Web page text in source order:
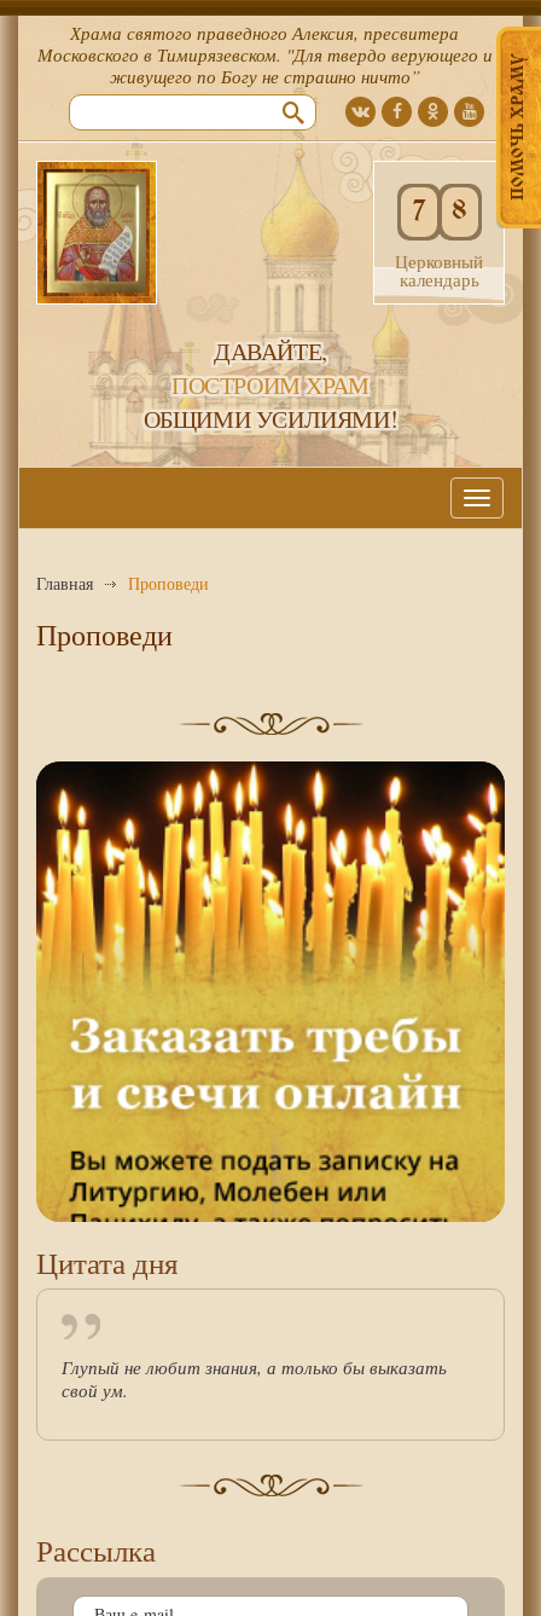
ПОМОЧЬ ХРАМУ
Храма святого праведного Алексия, пресвитера
Московского в Тимирязевском. "Для твердо верующего и
живущего по Богу не страшно ничто”
7 8
Церковный
календарь
ДАВАЙТЕ,
ПОСТРОИМ ХРАМ
ОБЩИМИ УСИЛИЯМИ!
Меню
Главная Проповеди
Проповеди
Цитата дня
Глупый не любит знания, а только бы выказать
свой ум.
Рассылка